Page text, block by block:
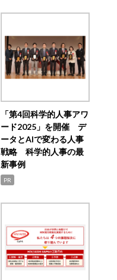
「第4回科学的人事アワ
ード2025」を開催 デ
ータとAIで変わる人事
戦略 科学的人事の最
新事例
PR